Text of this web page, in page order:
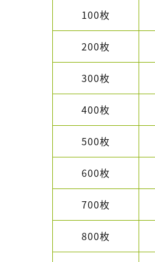
100枚
200枚
300枚
400枚
500枚
600枚
700枚
800枚